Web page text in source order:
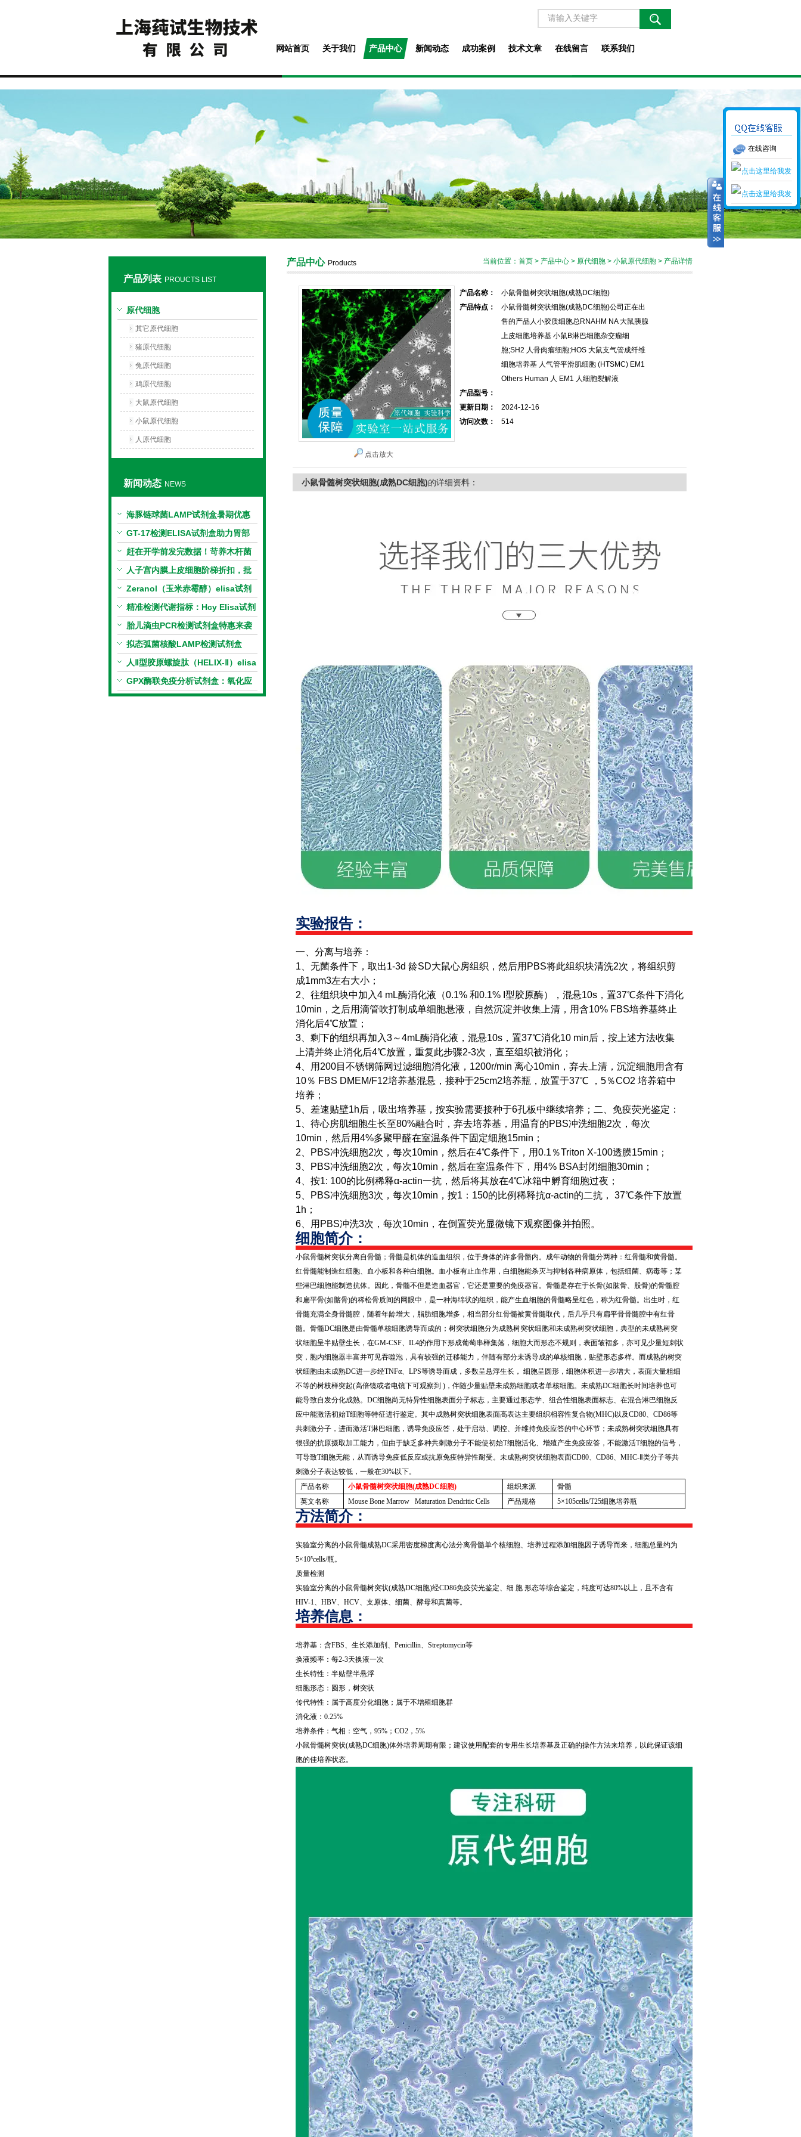
网站首页 关于我们 产品中心 新闻动态 成功案例 技术文章 在线留言 联系我们
产品列表 PROUCTS LIST
原代细胞
其它原代细胞
猪原代细胞
兔原代细胞
鸡原代细胞
大鼠原代细胞
小鼠原代细胞
人原代细胞
新闻动态 NEWS
海豚链球菌LAMP试剂盒暑期优惠
GT-17检测ELISA试剂盒助力胃部
相关指标样本定量研究
赶在开学前发完数据！苛养木杆菌
PCR检测试剂盒暑假优惠开启
人子宫内膜上皮细胞阶梯折扣，批
量更划算
Zeranol（玉米赤霉醇）elisa试剂
盒特惠
精准检测代谢指标：Hcy Elisa试剂
盒的科研应用与技术特点
胎儿滴虫PCR检测试剂盒特惠来袭
拟态弧菌核酸LAMP检测试剂盒
（恒温荧光法）新品上市优惠活动
人Ⅱ型胶原螺旋肽（HELIX-Ⅱ）elisa
试剂盒科研优惠活动开启
GPX酶联免疫分析试剂盒：氧化应
激研究精准检测工具
产品中心 Products 当前位置： 首页 > 产品中心 > 原代细胞 > 小鼠原代细胞 > 产品详情
点击放大
产品名称：
小鼠骨髓树突状细胞(成熟DC细胞)
产品特点：
小鼠骨髓树突状细胞(成熟DC细胞)公司正在出
售的产品人小胶质细胞总RNAHM NA 大鼠胰腺
上皮细胞培养基 小鼠B淋巴细胞杂交瘤细
胞;SH2 人骨肉瘤细胞;HOS 大鼠支气管成纤维
细胞培养基 人气管平滑肌细胞 (HTSMC) EM1
Others Human 人 EM1 人细胞裂解液
产品型号：
更新日期：
2024-12-16
访问次数：
514
小鼠骨髓树突状细胞(成熟DC细胞)的详细资料：
实验报告：
一、分离与培养：
1、无菌条件下，取出1-3d 龄SD大鼠心房组织，然后用PBS将此组织块清洗2次，将组织剪
成1mm3左右大小；
2、往组织块中加入4 mL酶消化液（0.1% 和0.1% I型胶原酶），混悬10s，置37℃条件下消化
10min，之后用滴管吹打制成单细胞悬液，自然沉淀并收集上清，用含10% FBS培养基终止
消化后4℃放置；
3、剩下的组织再加入3～4mL酶消化液，混悬10s，置37℃消化10 min后，按上述方法收集
上清并终止消化后4℃放置，重复此步骤2-3次，直至组织被消化；
4、用200目不锈钢筛网过滤细胞消化液，1200r/min 离心10min，弃去上清，沉淀细胞用含有
10％ FBS DMEM/F12培养基混悬，接种于25cm2培养瓶，放置于37℃ ，5％CO2 培养箱中
培养；
5、差速贴壁1h后，吸出培养基，按实验需要接种于6孔板中继续培养； 二、免疫荧光鉴定：
1、待心房肌细胞生长至80%融合时，弃去培养基，用温育的PBS冲洗细胞2次，每次
10min，然后用4%多聚甲醛在室温条件下固定细胞15min；
2、PBS冲洗细胞2次，每次10min，然后在4℃条件下，用0.1％Triton X-100透膜15min；
3、PBS冲洗细胞2次，每次10min，然后在室温条件下，用4% BSA封闭细胞30min；
4、按1: 100的比例稀释α-actin一抗，然后将其放在4℃冰箱中孵育细胞过夜；
5、PBS冲洗细胞3次，每次10min，按1：150的比例稀释抗α-actin的二抗， 37℃条件下放置
1h；
6、用PBS冲洗3次，每次10min，在倒置荧光显微镜下观察图像并拍照。
细胞简介：
小鼠骨髓树突状分离自骨髓；骨髓是机体的造血组织，位于身体的许多骨骼内。成年动物的骨髓分两种：红骨髓和黄骨髓。
红骨髓能制造红细胞、血小板和各种白细胞。血小板有止血作用，白细胞能杀灭与抑制各种病原体，包括细菌、病毒等；某
些淋巴细胞能制造抗体。因此，骨髓不但是造血器官，它还是重要的免疫器官。骨髓是存在于长骨(如肱骨、股骨)的骨髓腔
和扁平骨(如髂骨)的稀松骨质间的网眼中，是一种海绵状的组织，能产生血细胞的骨髓略呈红色，称为红骨髓。出生时，红
骨髓充满全身骨髓腔，随着年龄增大，脂肪细胞增多，相当部分红骨髓被黄骨髓取代，后几乎只有扁平骨骨髓腔中有红骨
髓。骨髓DC细胞是由骨髓单核细胞诱导而成的；树突状细胞分为成熟树突状细胞和未成熟树突状细胞，典型的未成熟树突
状细胞呈半贴壁生长，在GM-CSF、 IL4的作用下形成葡萄串样集落，细胞大而形态不规则，表面皱褶多，亦可见少量短刺状
突，胞内细胞器丰富并可见吞噬泡，具有较强的迁移能力，伴随有部分未诱导成的单核细胞，贴壁形态多样。而成熟的树突
状细胞由未成熟DC进一步经TNFα、 LPS等诱导而成，多数呈悬浮生长， 细胞呈圆形，细胞体积进一步增大，表面大量粗细
不等的树枝样突起(高倍镜或者电镜下可观察到 ) ，伴随少量贴壁未成熟细胞或者单核细胞。未成熟DC细胞长时间培养也可
能导致自发分化成熟。 DC细胞尚无特异性细胞表面分子标志，主要通过形态学、组合性细胞表面标志、在混合淋巴细胞反
应中能激活初始T细胞等特征进行鉴定。其中成熟树突状细胞表面高表达主要组织相容性复合物(MHC)以及CD80、 CD86等
共刺激分子，进而激活T淋巴细胞，诱导免疫应答，处于启动、调控、并维持免疫应答的中心环节；未成熟树突状细胞具有
很强的抗原摄取加工能力，但由于缺乏多种共刺激分子不能使初始T细胞活化、增殖产生免疫应答，不能激活T细胞的信号，
可导致T细胞无能，从而诱导免疫低反应或抗原免疫特异性耐受。未成熟树突状细胞表面CD80、 CD86、 MHC- Ⅱ类分子等共
刺激分子表达较低，一般在30%以下。
产品名称
小鼠骨髓树突状细胞(成熟DC细胞) 组织来源
骨髓
英文名称
Mouse Bone Marrow Maturation Dendritic Cells 产品规格 5×105cells/T25细胞培养瓶
方法简介：
实验室分离的小鼠骨髓成熟DC采用密度梯度离心法分离骨髓单个核细胞、培养过程添加细胞因子诱导而来，细胞总量约为
5×10⁵cells/瓶。
质量检测
实验室分离的小鼠骨髓树突状(成熟DC细胞)经CD86免疫荧光鉴定、细 胞 形态等综合鉴定，纯度可达80%以上，且不含有
HIV-1、 HBV、 HCV、支原体、细菌、酵母和真菌等。
培养信息：
培养基：含FBS、生长添加剂、 Penicillin、 Streptomycin等
换液频率：每2-3天换液一次
生长特性：半贴壁半悬浮
细胞形态：圆形，树突状
传代特性：属于高度分化细胞；属于不增殖细胞群
消化液： 0.25%
培养条件：气相：空气， 95% ； CO2 ， 5%
小鼠骨髓树突状(成熟DC细胞)体外培养周期有限；建议使用配套的专用生长培养基及正确的操作方法来培养，以此保证该细
胞的佳培养状态。
在线咨询